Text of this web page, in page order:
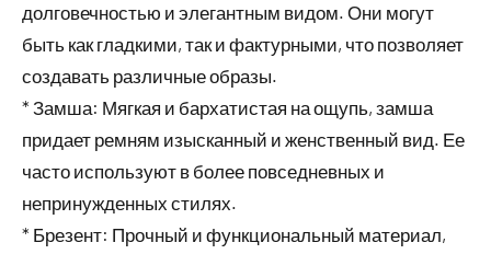
долговечностью и элегантным видом. Они могут
быть как гладкими, так и фактурными, что позволяет
создавать различные образы.
* Замша: Мягкая и бархатистая на ощупь, замша
придает ремням изысканный и женственный вид. Ее
часто используют в более повседневных и
непринужденных стилях.
* Брезент: Прочный и функциональный материал,